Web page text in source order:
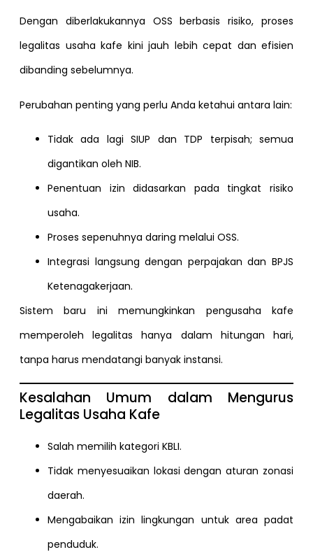
Dengan diberlakukannya OSS berbasis risiko, proses
legalitas usaha kafe kini jauh lebih cepat dan efisien
dibanding sebelumnya.
Perubahan penting yang perlu Anda ketahui antara lain:
Tidak ada lagi SIUP dan TDP terpisah; semua
digantikan oleh NIB.
Penentuan izin didasarkan pada tingkat risiko
usaha.
Proses sepenuhnya daring melalui OSS.
Integrasi langsung dengan perpajakan dan BPJS
Ketenagakerjaan.
Sistem baru ini memungkinkan pengusaha kafe
memperoleh legalitas hanya dalam hitungan hari,
tanpa harus mendatangi banyak instansi.
Kesalahan Umum dalam Mengurus
Legalitas Usaha Kafe
Salah memilih kategori KBLI.
Tidak menyesuaikan lokasi dengan aturan zonasi
daerah.
Mengabaikan izin lingkungan untuk area padat
penduduk.